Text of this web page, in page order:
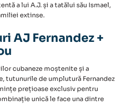
a lui A.J. și a tatălui său Ismael,
extinse.
AJ Fernandez +
cubaneze moștenite și a
tutunurile de umplutură Fernandez
prețioase exclusiv pentru
unică le face una dintre